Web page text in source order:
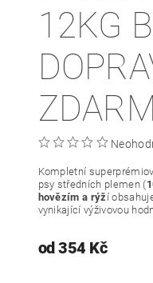
12KG
Kompletní
psy středních plemen (
hovězím a rýž í
vynikající výživovou
od 354 Kč